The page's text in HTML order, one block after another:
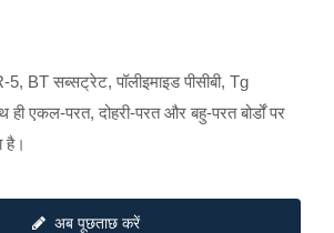
BT सब्सट्रेट, पॉलीइमाइड पीसीबी, Tg
ही एकल-परत, दोहरी-परत और बहु-परत बोर्डों पर
है।
अब पूछताछ करें